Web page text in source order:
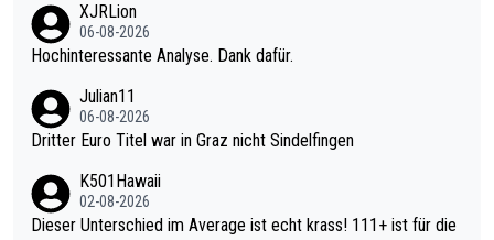
XJRLion
06-08-2026
Hochinteressante Analyse. Dank dafür.
Julian11
06-08-2026
Dritter Euro Titel war in Graz nicht Sindelfingen
K501Hawaii
02-08-2026
Dieser Unterschied im Average ist echt krass! 111+ ist für die